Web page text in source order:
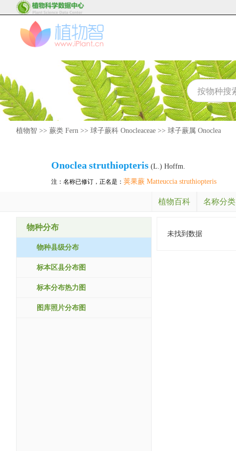
植物智 >> 蕨类 Fern >> 球子蕨科 Onocleaceae >> 球子蕨属 Onoclea
Onoclea struthiopteris (L.) Hoffm.
注：名称已修订，正名是： 荚果蕨 Matteuccia struthiopteris
植物百科 名称分类
物种分布
物种县级分布
标本区县分布图
标本分布热力图
图库照片分布图
未找到数据